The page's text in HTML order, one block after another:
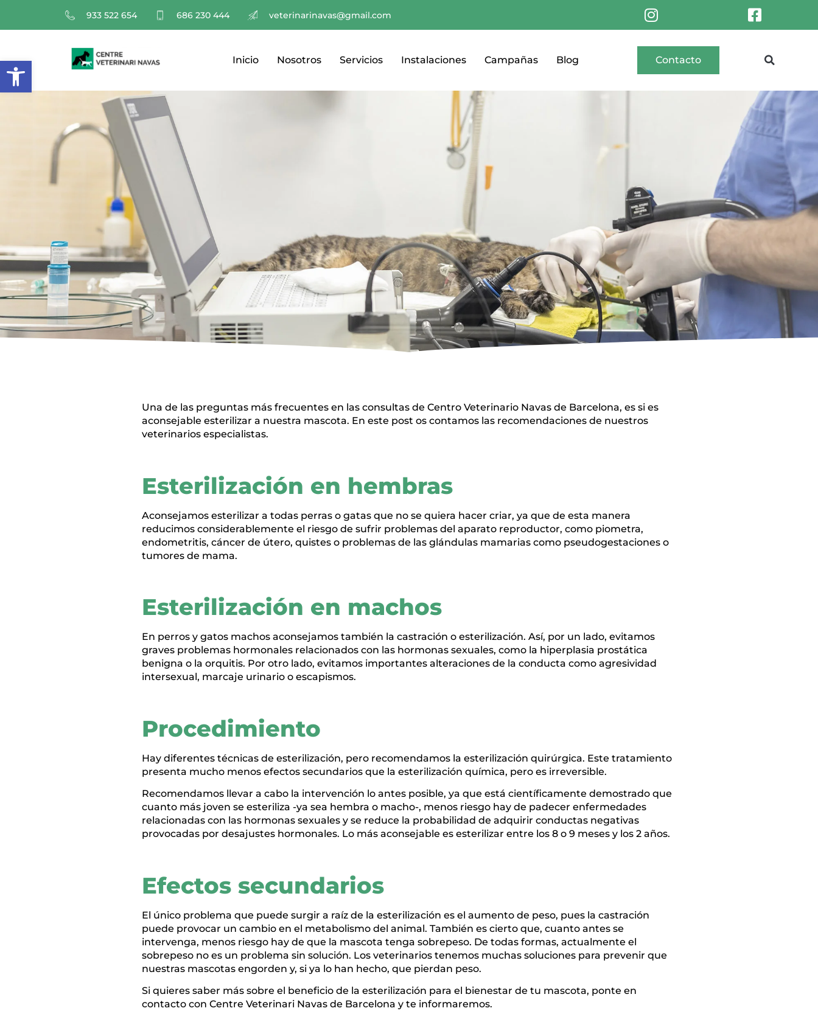
933 522 654 686 230 444 veterinarinavas@gmail.com
Inicio Nosotros Servicios Instalaciones Campañas Blog Contacto
Una de las preguntas más frecuentes en las consultas de Centro Veterinario Navas de Barcelona, es si es
aconsejable esterilizar a nuestra mascota. En este post os contamos las recomendaciones de nuestros
veterinarios especialistas.
Esterilización en hembras
Aconsejamos esterilizar a todas perras o gatas que no se quiera hacer criar, ya que de esta manera
reducimos considerablemente el riesgo de sufrir problemas del aparato reproductor, como piometra,
endometritis, cáncer de útero, quistes o problemas de las glándulas mamarias como pseudogestaciones o
tumores de mama.
Esterilización en machos
En perros y gatos machos aconsejamos también la castración o esterilización. Así, por un lado, evitamos
graves problemas hormonales relacionados con las hormonas sexuales, como la hiperplasia prostática
benigna o la orquitis. Por otro lado, evitamos importantes alteraciones de la conducta como agresividad
intersexual, marcaje urinario o escapismos.
Procedimiento
Hay diferentes técnicas de esterilización, pero recomendamos la esterilización quirúrgica. Este tratamiento
presenta mucho menos efectos secundarios que la esterilización química, pero es irreversible.
Recomendamos llevar a cabo la intervención lo antes posible, ya que está científicamente demostrado que
cuanto más joven se esteriliza -ya sea hembra o macho-, menos riesgo hay de padecer enfermedades
relacionadas con las hormonas sexuales y se reduce la probabilidad de adquirir conductas negativas
provocadas por desajustes hormonales. Lo más aconsejable es esterilizar entre los 8 o 9 meses y los 2 años.
Efectos secundarios
El único problema que puede surgir a raíz de la esterilización es el aumento de peso, pues la castración
puede provocar un cambio en el metabolismo del animal. También es cierto que, cuanto antes se
intervenga, menos riesgo hay de que la mascota tenga sobrepeso. De todas formas, actualmente el
sobrepeso no es un problema sin solución. Los veterinarios tenemos muchas soluciones para prevenir que
nuestras mascotas engorden y, si ya lo han hecho, que pierdan peso.
Si quieres saber más sobre el beneficio de la esterilización para el bienestar de tu mascota, ponte en
contacto con Centre Veterinari Navas de Barcelona y te informaremos.
Abrir barra de herramientas